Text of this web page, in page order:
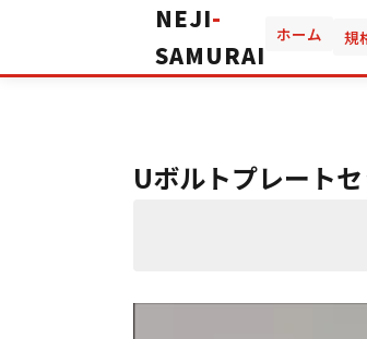
NEJI-
SAMURAI
ホーム 規
Uボルトプレート